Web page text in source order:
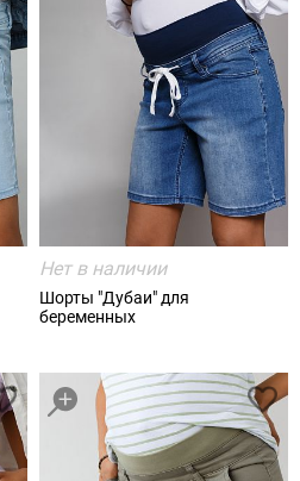
Нет в наличии
Шорты "Дубаи" для
беременных